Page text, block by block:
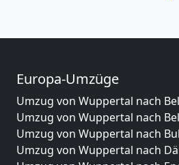
Europa-Umzüge
Umzug von Wuppertal nach
Umzug von Wuppertal nach
Umzug von Wuppertal nach
Umzug von Wuppertal nach